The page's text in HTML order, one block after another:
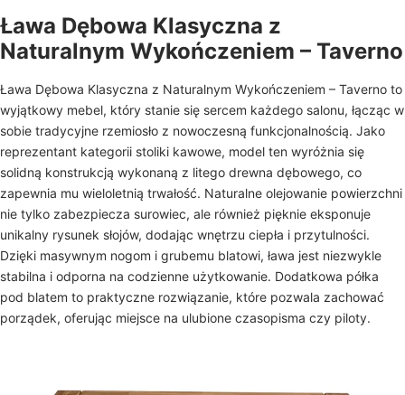
Ława Dębowa Klasyczna z
Naturalnym Wykończeniem – Taverno
Ława Dębowa Klasyczna z Naturalnym Wykończeniem – Taverno to
wyjątkowy mebel, który stanie się sercem każdego salonu, łącząc w
sobie tradycyjne rzemiosło z nowoczesną funkcjonalnością. Jako
reprezentant kategorii stoliki kawowe, model ten wyróżnia się
solidną konstrukcją wykonaną z litego drewna dębowego, co
zapewnia mu wieloletnią trwałość. Naturalne olejowanie powierzchni
nie tylko zabezpiecza surowiec, ale również pięknie eksponuje
unikalny rysunek słojów, dodając wnętrzu ciepła i przytulności.
Dzięki masywnym nogom i grubemu blatowi, ława jest niezwykle
stabilna i odporna na codzienne użytkowanie. Dodatkowa półka
pod blatem to praktyczne rozwiązanie, które pozwala zachować
porządek, oferując miejsce na ulubione czasopisma czy piloty.